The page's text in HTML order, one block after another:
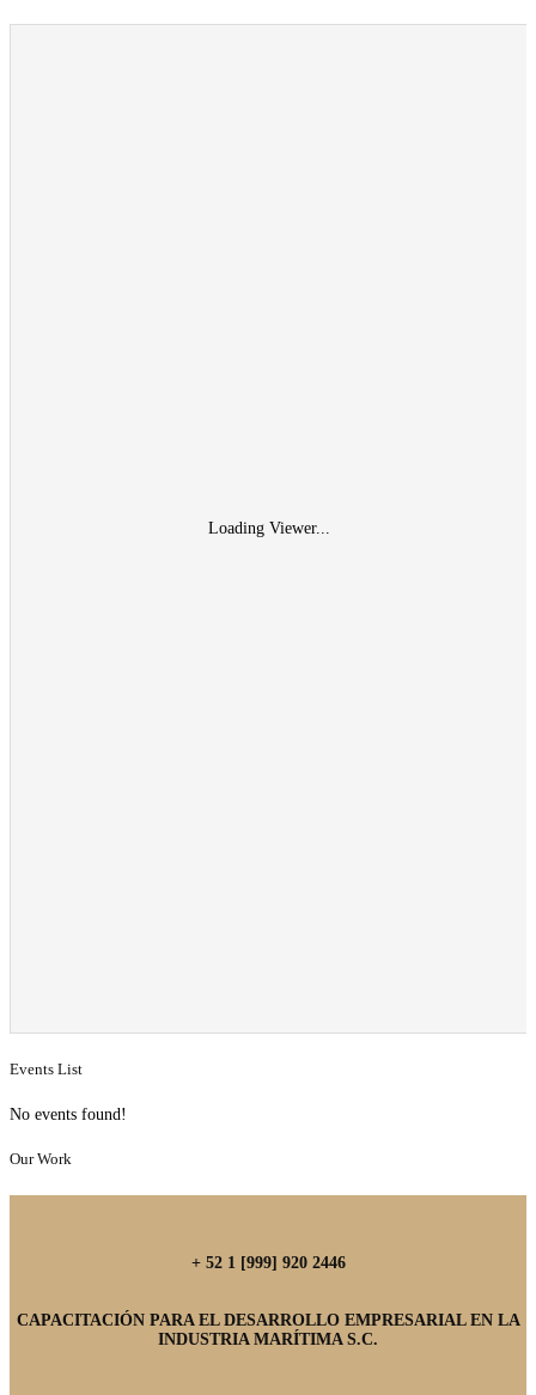
Loading Viewer...
Events List
No events found!
Our Work
+ 52 1 [999] 920 2446
CAPACITACIÓN PARA EL DESARROLLO EMPRESARIAL EN LA
INDUSTRIA MARÍTIMA S.C.